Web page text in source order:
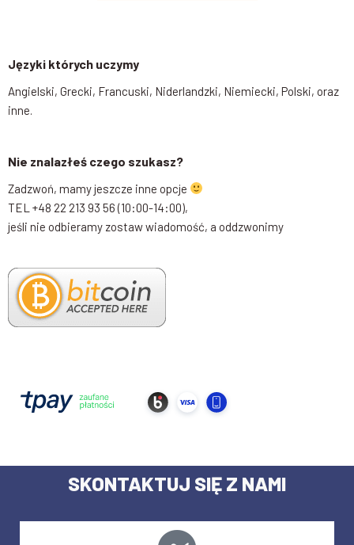
Języki których uczymy
Angielski, Grecki, Francuski, Niderlandzki, Niemiecki, Polski, oraz
inne.
Nie znalazłeś czego szukasz?
Zadzwoń, mamy jeszcze inne opcje
TEL +48 22 213 93 56 (10:00-14:00),
jeśli nie odbieramy zostaw wiadomość, a oddzwonimy
SKONTAKTUJ SIĘ Z NAMI